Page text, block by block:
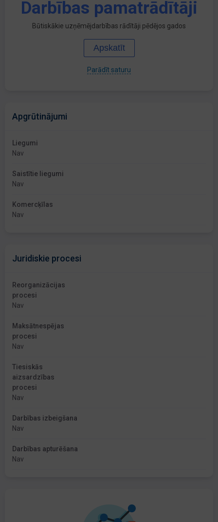
Darbības pamatrādītāji
Būtiskākie uzņēmējdarbības rādītāji pēdējos gados
Apskatīt
Parādīt saturu
Apgrūtinājumi
Liegumi
Nav
Saistītie liegumi
Nav
Komercķīlas
Nav
Juridiskie procesi
Reorganizācijas
procesi
Nav
Maksātnespējas
procesi
Nav
Tiesiskās
aizsardzības
procesi
Nav
Darbības izbeigšana
Nav
Darbības apturēšana
Nav